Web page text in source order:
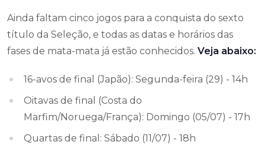
Ainda faltam cinco jogos para a conquista do sexto
título da Seleção, e todas as datas e horários das
fases de mata-mata já estão conhecidos. Veja abaixo:
16-avos de final (Japão): Segunda-feira (29) - 14h
Oitavas de final (Costa do
Marfim/Noruega/França): Domingo (05/07) - 17h
Quartas de final: Sábado (11/07) - 18h